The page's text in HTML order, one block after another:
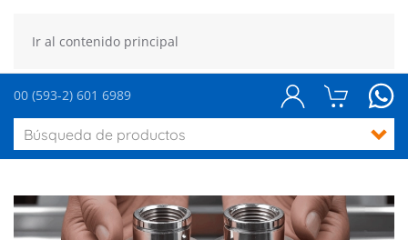
Ir al contenido principal
00 (593-2) 601 6989